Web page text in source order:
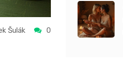
Šulák 0